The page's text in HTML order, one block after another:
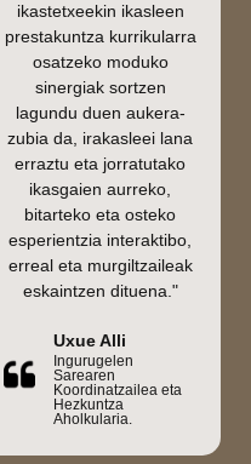
ikastetxeekin ikasleen
prestakuntza kurrikularra
osatzeko moduko
sinergiak sortzen
lagundu duen aukera-
zubia da, irakasleei lana
erraztu eta jorratutako
ikasgaien aurreko,
bitarteko eta osteko
esperientzia interaktibo,
erreal eta murgiltzaileak
eskaintzen dituena."
Uxue Alli
Ingurugelen
Sarearen
Koordinatzailea eta
Hezkuntza
Aholkularia.